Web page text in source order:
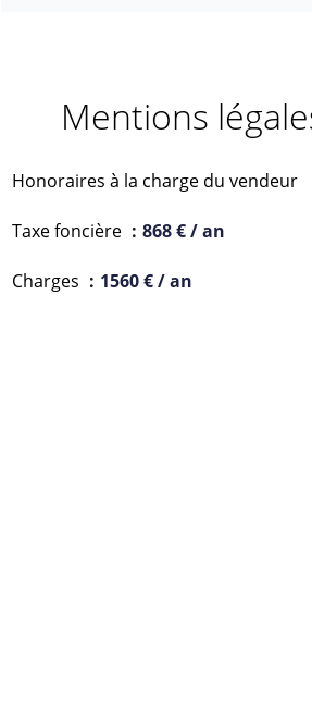
Mentions
Honoraires à la charge du vendeur
Taxe foncière 868 € / an
Charges 1560 € / an